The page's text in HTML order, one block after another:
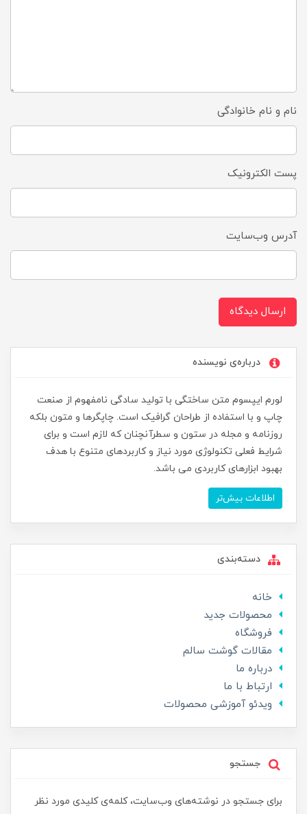
نام و نام خانوادگی
پست الکترونیک
آدرس وب‌سایت
ارسال دیدگاه
درباره‌ی نویسنده
لورم ایپسوم متن ساختگی با تولید سادگی نامفهوم از صنعت
چاپ و با استفاده از طراحان گرافیک است. چاپگرها و متون بلکه
روزنامه و مجله در ستون و سطرآنچنان که لازم است و برای
شرایط فعلی تکنولوژی مورد نیاز و کاربردهای متنوع با هدف
بهبود ابزارهای کاربردی می باشد.
اطلاعات بیش‌تر
دسته‌بندی
خانه
محصولات جدید
فروشگاه
مقالات گوشت سالم
درباره ما
ارتباط با ما
ویدئو آموزشی محصولات
جستجو
برای جستجو در نوشته‌های وب‌سایت، کلمه‌ی کلیدی مورد نظر